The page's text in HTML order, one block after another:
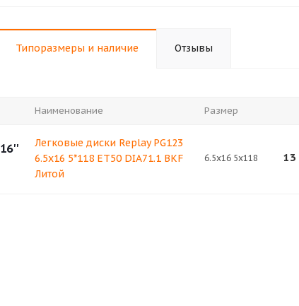
Типоразмеры и наличие Отзывы
Наименование Размер
16''
Легковые диски Replay PG123
6.5x16 5*118 ET50 DIA71.1 BKF
Литой
6.5x16 5x118 13